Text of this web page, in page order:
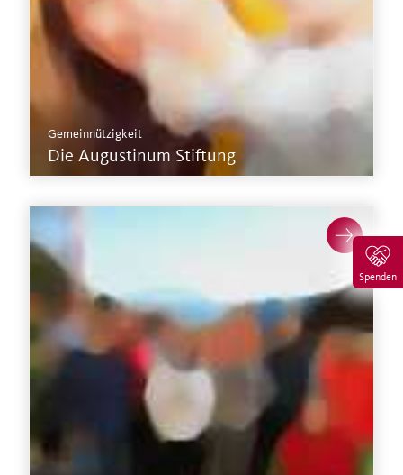
Spenden
Gemeinnützigkeit
Die Augustinum Stiftung
Mehr zum SC Vitus >